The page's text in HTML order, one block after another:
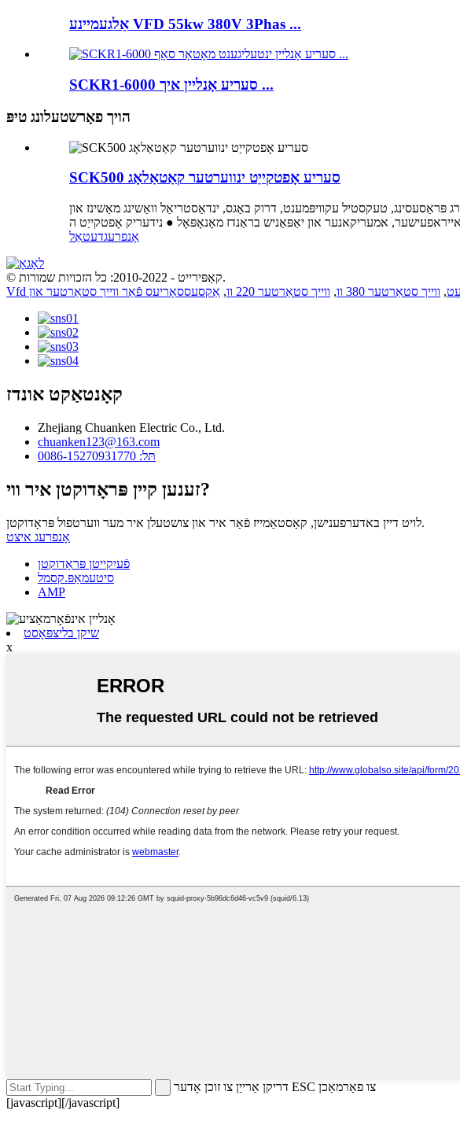
אַלגעמיינע VFD 55kw 380V 3Phas ...
SCKR1-6000 סעריע אָנליין איך ...
הויך פאָרשטעלונג טיפּ
SCK500 סעריע אָפטקייַט ינווערטער קאַטאַלאָג
פּראַסעסינג, טעקסטיל עקוויפּמענט, דרוק באַגס, ינדאַסטריאַל וואַשינג מאַשינז און
אָנפרעגדעטאַל
© קאַפּירייט - 2010-2022: כל הזכויות שמורות.
, ווייך סטאַרטער 380 וו , ווייך סטאַרטער 220 וו ,
קאָנטאַקט אונדז
Zhejiang Chuanken Electric Co., Ltd.
chuanken123@163.com
תּל: 0086-15270931770
זענען קיין פּראָדוקטן איר ווי?
לויט דיין באדערפענישן, קאַסטאַמייז פֿאַר איר און צושטעלן איר מער ווערטפול פּראָדוקטן.
אָנפרעג איצט
פֿעיִקייטן פּראָדוקטן
סיטעמאַפּ.קסמל
AMP
שיקן בליצפּאָסט
x
דריקן אַרייַן צו זוכן אָדער ESC צו פאַרמאַכן
[javascript][/javascript]